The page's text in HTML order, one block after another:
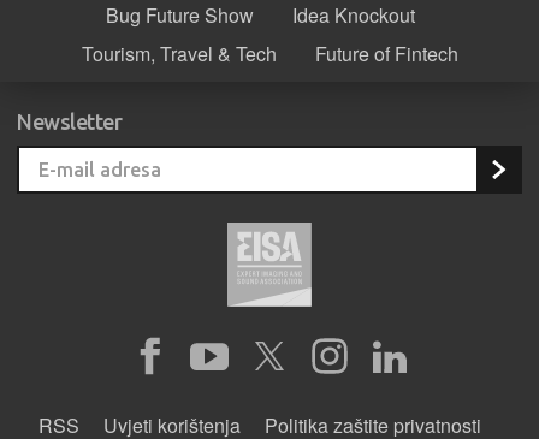
Bug Future Show
Idea Knockout
Tourism, Travel & Tech
Future of Fintech
Newsletter
RSS Uvjeti korištenja Politika zaštite privatnosti